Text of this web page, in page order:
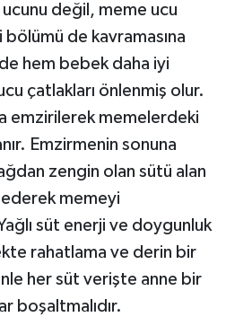
değil, meme ucu
de kavramasına
hem bebek daha iyi
çatlakları önlenmiş olur.
emzirilerek memelerdeki
Emzirmenin sonuna
zengin olan sütü alan
memeyi
süt enerji ve doygunluk
rahatlama ve derin bir
her süt verişte anne bir
boşaltmalıdır.